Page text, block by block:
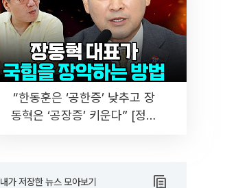
“한동훈은 ‘공한증’ 낮추고 장
동혁은 ‘공장증’ 키운다” [정치
내가 저장한 뉴스 모아보기